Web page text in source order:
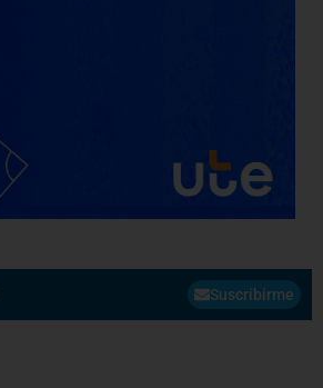
Suscribirme